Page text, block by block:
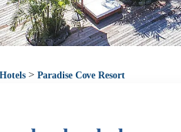
Hotels> Paradise Cove Resort